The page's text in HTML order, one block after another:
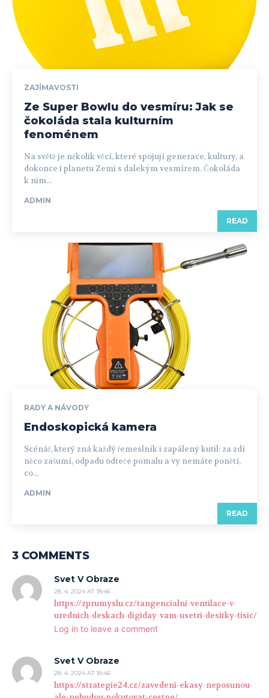
ZAJÍMAVOSTI
Ze Super Bowlu do vesmíru: Jak se
čokoláda stala kulturním
fenoménem
Na světě je několik věcí, které spojují generace, kultury, a
dokonce i planetu Zemi s dalekým vesmírem. Čokoláda
k nim...
ADMIN
READ
RADY A NÁVODY
Endoskopická kamera
Scénář, který zná každý řemeslník i zapálený kutil: za zdí
něco zašumí, odpadu odteče pomalu a vy nemáte ponětí,
co...
ADMIN
READ
3 COMMENTS
Svet V Obraze
28. 4. 2024 AT 18:46
https://zprumyslu.cz/tangencialni-ventilace-v-
urednich-deskach-digiday-vam-usetri-desitky-tisic/
Log in to leave a comment
Svet V Obraze
28. 4. 2024 AT 18:46
https://strategie24.cz/zavedeni-ekasy-neposunou-